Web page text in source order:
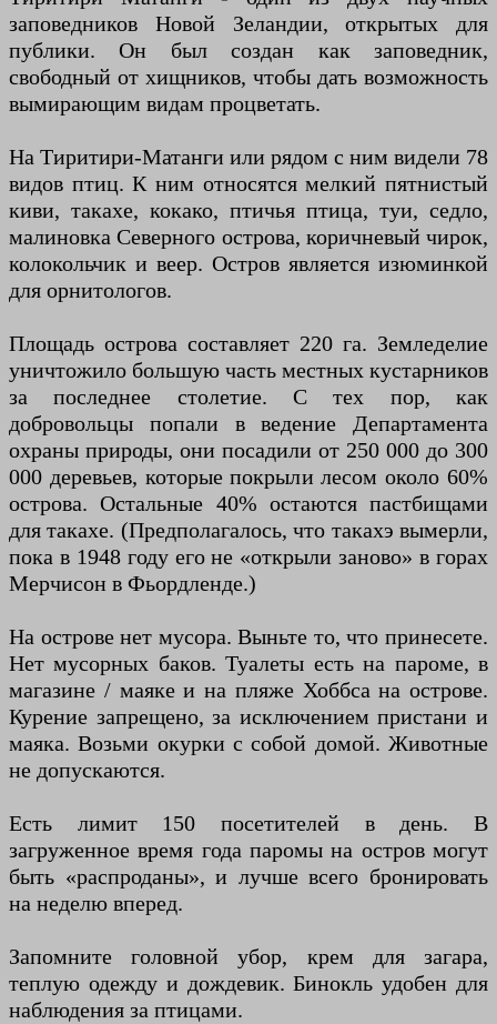
заповедников Новой Зеландии, открытых для
публики. Он был создан как заповедник,
свободный от хищников, чтобы дать возможность
вымирающим видам процветать.
На Тиритири-Матанги или рядом с ним видели 78
видов птиц. К ним относятся мелкий пятнистый
киви, такахе, кокако, птичья птица, туи, седло,
малиновка Северного острова, коричневый чирок,
колокольчик и веер. Остров является изюминкой
для орнитологов.
Площадь острова составляет 220 га. Земледелие
уничтожило большую часть местных кустарников
за последнее столетие. С тех пор, как
добровольцы попали в ведение Департамента
охраны природы, они посадили от 250 000 до 300
000 деревьев, которые покрыли лесом около 60%
острова. Остальные 40% остаются пастбищами
для такахе. (Предполагалось, что такахэ вымерли,
пока в 1948 году его не «открыли заново» в горах
Мерчисон в Фьордленде.)
На острове нет мусора. Выньте то, что принесете.
Нет мусорных баков. Туалеты есть на пароме, в
магазине / маяке и на пляже Хоббса на острове.
Курение запрещено, за исключением пристани и
маяка. Возьми окурки с собой домой. Животные
не допускаются.
Есть лимит 150 посетителей в день. В
загруженное время года паромы на остров могут
быть «распроданы», и лучше всего бронировать
на неделю вперед.
Запомните головной убор, крем для загара,
теплую одежду и дождевик. Бинокль удобен для
наблюдения за птицами.